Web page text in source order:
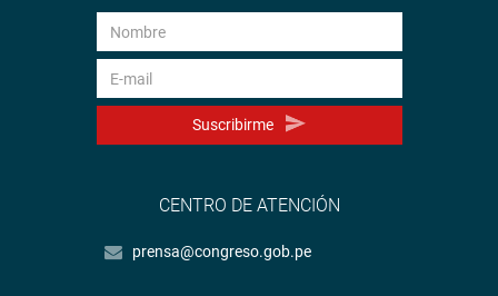
Suscribirme
CENTRO DE ATENCIÓN
prensa@congreso.gob.pe